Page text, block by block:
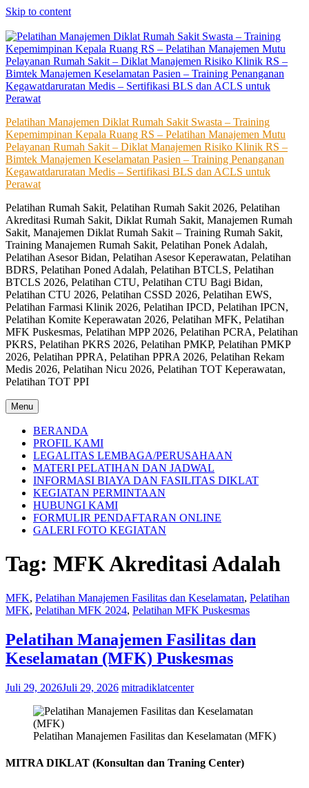
Skip to content
Pelatihan Manajemen Diklat Rumah Sakit Swasta – Training
Kepemimpinan Kepala Ruang RS – Pelatihan Manajemen Mutu
Pelayanan Rumah Sakit – Diklat Manajemen Risiko Klinik RS –
Bimtek Manajemen Keselamatan Pasien – Training Penanganan
Kegawatdaruratan Medis – Sertifikasi BLS dan ACLS untuk
Perawat
Pelatihan Rumah Sakit, Pelatihan Rumah Sakit 2026, Pelatihan
Akreditasi Rumah Sakit, Diklat Rumah Sakit, Manajemen Rumah
Sakit, Manajemen Diklat Rumah Sakit – Training Rumah Sakit,
Training Manajemen Rumah Sakit, Pelatihan Ponek Adalah,
Pelatihan Asesor Bidan, Pelatihan Asesor Keperawatan, Pelatihan
BDRS, Pelatihan Poned Adalah, Pelatihan BTCLS, Pelatihan
BTCLS 2026, Pelatihan CTU, Pelatihan CTU Bagi Bidan,
Pelatihan CTU 2026, Pelatihan CSSD 2026, Pelatihan EWS,
Pelatihan Farmasi Klinik 2026, Pelatihan IPCD, Pelatihan IPCN,
Pelatihan Komite Keperawatan 2026, Pelatihan MFK, Pelatihan
MFK Puskesmas, Pelatihan MPP 2026, Pelatihan PCRA, Pelatihan
PKRS, Pelatihan PKRS 2026, Pelatihan PMKP, Pelatihan PMKP
2026, Pelatihan PPRA, Pelatihan PPRA 2026, Pelatihan Rekam
Medis 2026, Pelatihan Nicu 2026, Pelatihan TOT Keperawatan,
Pelatihan TOT PPI
Menu
BERANDA
PROFIL KAMI
LEGALITAS LEMBAGA/PERUSAHAAN
MATERI PELATIHAN DAN JADWAL
INFORMASI BIAYA DAN FASILITAS DIKLAT
KEGIATAN PERMINTAAN
HUBUNGI KAMI
FORMULIR PENDAFTARAN ONLINE
GALERI FOTO KEGIATAN
Tag: MFK Akreditasi Adalah
MFK, Pelatihan Manajemen Fasilitas dan Keselamatan, Pelatihan
MFK, Pelatihan MFK 2024, Pelatihan MFK Puskesmas
Pelatihan Manajemen Fasilitas dan
Keselamatan (MFK) Puskesmas
Juli 29, 2026Juli 29, 2026 mitradiklatcenter
Pelatihan Manajemen Fasilitas dan Keselamatan (MFK)
MITRA DIKLAT (Konsultan dan Traning Center)